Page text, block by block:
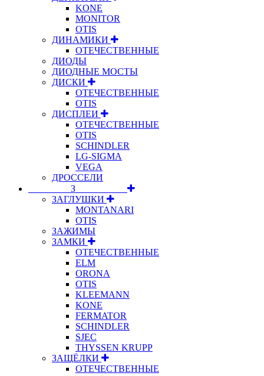
KONE
MONITOR
OTIS
ДИНАМИКИ
ОТЕЧЕСТВЕННЫЕ
ДИОДЫ
ДИОДНЫЕ МОСТЫ
ДИСКИ
ОТЕЧЕСТВЕННЫЕ
OTIS
ДИСПЛЕИ
ОТЕЧЕСТВЕННЫЕ
OTIS
SCHINDLER
LG-SIGMA
VEGA
ДРОССЕЛИ
⠀⠀⠀⠀⠀⠀З⠀⠀⠀⠀⠀⠀⠀
ЗАГЛУШКИ
MONTANARI
OTIS
ЗАЖИМЫ
ЗАМКИ
ОТЕЧЕСТВЕННЫЕ
ELM
ORONA
OTIS
KLEEMANN
KONE
FERMATOR
SCHINDLER
SJEC
THYSSEN KRUPP
ЗАЩЁЛКИ
ОТЕЧЕСТВЕННЫЕ